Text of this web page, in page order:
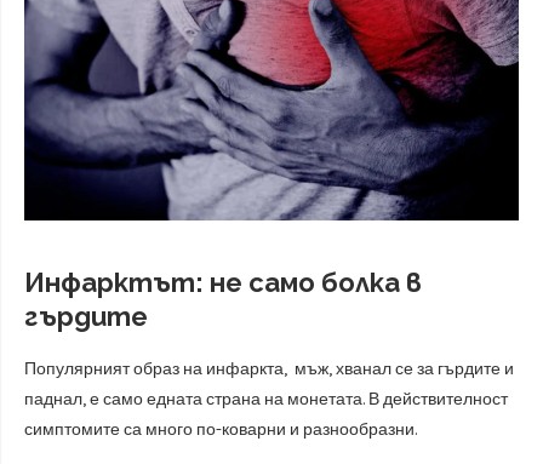
Инфарктът: не само болка в
гърдите
Популярният образ на инфаркта, мъж, хванал се за гърдите и
паднал, е само едната страна на монетата. В действителност
симптомите са много по-коварни и разнообразни.